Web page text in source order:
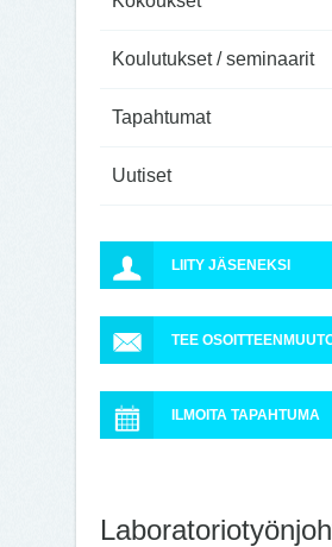
Koulutukset / seminaarit
Tapahtumat
Uutiset
LIITY JÄSENEKSI
TEE
ILMOITA TAPAHTUMA